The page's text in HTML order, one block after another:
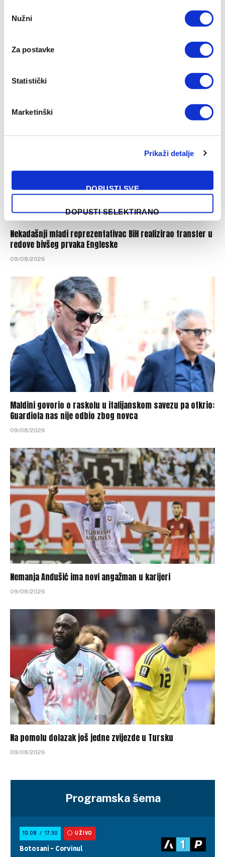
Selection
Nužni
Za postavke
Statistički
Marketinški
Prikaži detalje
DOPUSTI SVE
DOPUSTI SELEKTIRANO
Nekadašnji mladi reprezentativac BiH realizirao transfer u
redove bivšeg prvaka Engleske
09/08/2026
Maldini govorio o raskolu u italijanskom savezu pa otkrio:
Guardiola nas nije odbio zbog novca
09/08/2026
Nemanja Anđušić ima novi angažman u karijeri
09/08/2026
Na pomolu dolazak još jedne zvijezde u Tursku
09/08/2026
Programska šema